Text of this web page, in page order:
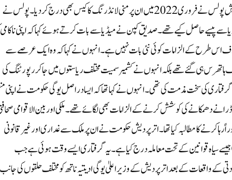
انسداددہشت گردی قانون یواے پی اے لگا دیا گیا۔اترپردیش پولس نے فروری 2022 میں ان پر منی لانڈرنگ کا کیس بھی درج کردیا۔ پولس نے
سے پیسے حاصل کیے تھے۔صدیق کپن نے میڈیا سے بات کرتے ہوئے کہا کہ اپنی
اس طرح کے الزامات کوئی نئی بات نہیں ہے۔انہوں نے کہا کہ وہ ایک عرصے سے
ہی گئے تھے بلکہ انہوں نے کشمیر سمیت مختلف ریاستوں میں جاکر رپورٹنگ کی
کی سخت مذمت کی تھی۔ انہوں نے کہا تھا کہ ایسا دراصل یوگی حکومت نے اپنی
ڈرانے دھمکانے کی کوشش کرنے کے الزامات بھی لگائے تھے۔ملکی اور بین الاقوامی
کرنے کا مطالبہ کیا تھا۔اترپردیش حکومت نے ان پر ملک سے غداری اور غیر قانونی
قوانین کے تحت معاملہ درج کیا ہے۔ یہ گرفتاری ایسے وقت ہوئی ہے جب
کے واقعات کے بعد اترپردیش کے وزیر اعلیٰ یوگی ادیتیہ ناتھ کو مختلف حلقوں کی جانب